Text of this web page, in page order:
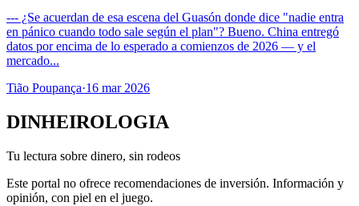
--- ¿Se acuerdan de esa escena del Guasón donde dice "nadie entra
en pánico cuando todo sale según el plan"? Bueno. China entregó
datos por encima de lo esperado a comienzos de 2026 — y el
mercado...
Tião Poupança·16 mar 2026
DINHEIROLOGIA
Tu lectura sobre dinero, sin rodeos
Este portal no ofrece recomendaciones de inversión. Información y
opinión, con piel en el juego.